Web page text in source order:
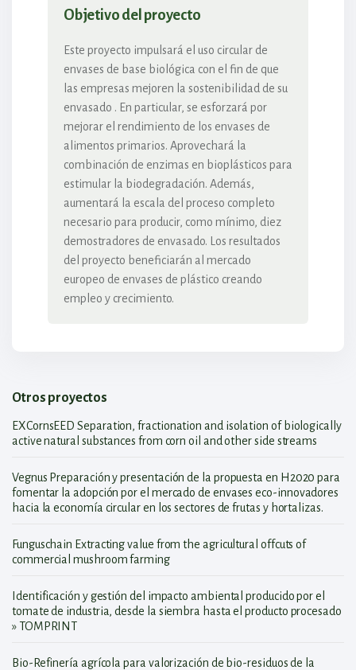
Objetivo del proyecto
Este proyecto impulsará el uso circular de
envases de base biológica con el fin de que
las empresas mejoren la sostenibilidad de su
envasado . En particular, se esforzará por
mejorar el rendimiento de los envases de
alimentos primarios. Aprovechará la
combinación de enzimas en bioplásticos para
estimular la biodegradación. Además,
aumentará la escala del proceso completo
necesario para producir, como mínimo, diez
demostradores de envasado. Los resultados
del proyecto beneficiarán al mercado
europeo de envases de plástico creando
empleo y crecimiento.
Otros proyectos
EXCornsEED Separation, fractionation and isolation of biologically
active natural substances from corn oil and other side streams
Vegnus Preparación y presentación de la propuesta en H2020 para
fomentar la adopción por el mercado de envases eco-innovadores
hacia la economía circular en los sectores de frutas y hortalizas.
Funguschain Extracting value from the agricultural offcuts of
commercial mushroom farming
Identificación y gestión del impacto ambiental producido por el
tomate de industria, desde la siembra hasta el producto procesado
» TOMPRINT
Bio-Refinería agrícola para valorización de bio-residuos de la